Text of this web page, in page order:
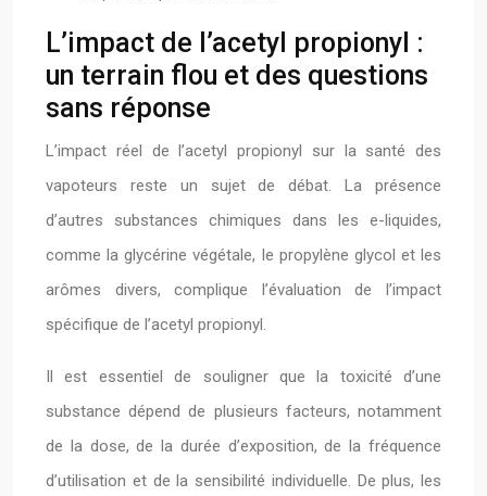
L’impact de l’acetyl propionyl :
un terrain flou et des questions
sans réponse
L’impact réel de l’acetyl propionyl sur la santé des
vapoteurs reste un sujet de débat. La présence
d’autres substances chimiques dans les e-liquides,
comme la glycérine végétale, le propylène glycol et les
arômes divers, complique l’évaluation de l’impact
spécifique de l’acetyl propionyl.
Il est essentiel de souligner que la toxicité d’une
substance dépend de plusieurs facteurs, notamment
de la dose, de la durée d’exposition, de la fréquence
d’utilisation et de la sensibilité individuelle. De plus, les